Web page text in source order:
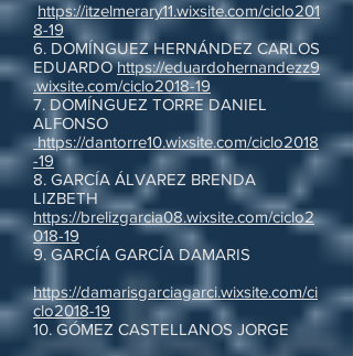
https://itzelmerary11.wixsite.com/ciclo201
8-19
6. DOMÍNGUEZ HERNÁNDEZ CARLOS
EDUARDOhttps://eduardohernandezz9
.wixsite.com/ciclo2018-19
7. DOMÍNGUEZ TORRE DANIEL
ALFONSO
https://dantorre10.wixsite.com/ciclo2018
-19
8. GARCÍA ÁLVAREZ BRENDA
LIZBETH
https://brelizgarcia08.wixsite.com/ciclo2
018-19
9. GARCÍA GARCÍA DAMARIS
https://damarisgarciagarci.wixsite.com/ci
clo2018-19
10. GÓMEZ CASTELLANOS JORGE